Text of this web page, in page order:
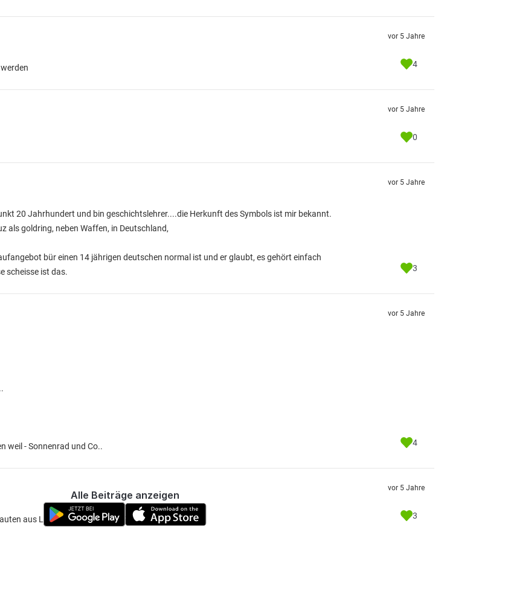
vor 5 Jahre
4
vor 5 Jahre
0
20 Jahrhundert und bin geschichtslehrer....die Herkunft des Symbols ist mir bekannt.
als goldring, neben Waffen, in Deutschland,
bür einen 14 jährigen deutschen normal ist und er glaubt, es gehört einfach
scheisse ist das.
vor 5 Jahre
3
weil - Sonnenrad und Co..
vor 5 Jahre
4
aus Lego Technik! Und der Ring...
vor 5 Jahre
3
Alle Beiträge anzeigen